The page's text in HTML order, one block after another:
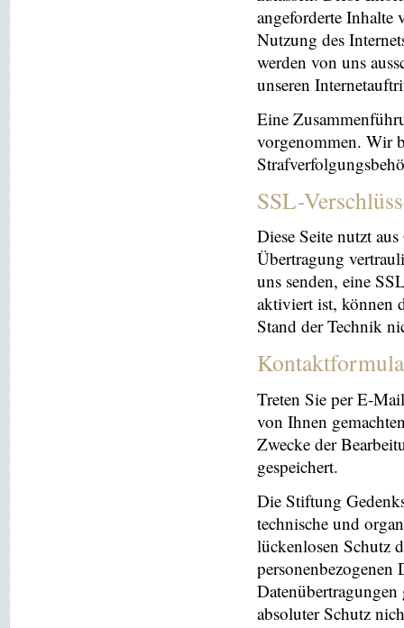
angeforderte Inhalte
Nutzung des
werden von uns
unseren
Eine
vorgenommen. Wir
SSL-
Diese Seite nutzt
Übertragung
uns senden, eine
aktiviert ist, können
Stand der Technik
Treten Sie per E-
von Ihnen
Zwecke der
gespeichert.
Die Stiftung
technische und
lückenlosen Schutz
personenbezogenen
absoluter Schutz